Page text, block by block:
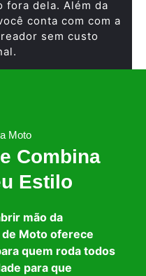
fora dela. Além da
conta com com a
sem custo
Moto
Combina
Estilo
mão da
Moto oferece
quem roda todos
para que